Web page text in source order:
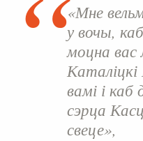
«Мне
у вочы,
моцна вас
вамі і каб
сэрца
свеце»,